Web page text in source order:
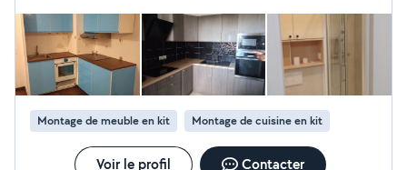
Montage de meuble en kit Montage de cuisine en kit
Voir le profil Contacter